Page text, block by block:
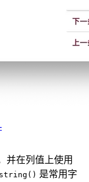
并在列值上使用
是常用字